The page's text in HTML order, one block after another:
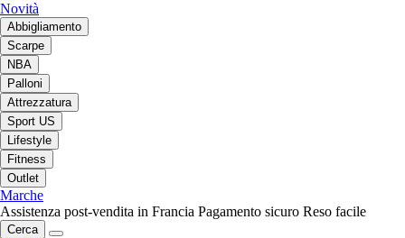
Novità
Abbigliamento
Scarpe
NBA
Palloni
Attrezzatura
Sport US
Lifestyle
Fitness
Outlet
Marche
Assistenza post-vendita in Francia Pagamento sicuro Reso facile
Cerca